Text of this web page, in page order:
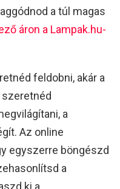
a túl magas
áron a Lampak.hu-
feldobni, akár a
szeretnéd
a
Az online
egyszerre böngészd
a
ki a